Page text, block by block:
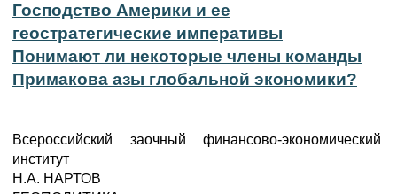
Господство Америки и ее
геостратегические императивы
Понимают ли некоторые члены команды
Примакова азы глобальной экономики?
Всероссийский заочный финансово-экономический
институт
Н.А. НАРТОВ